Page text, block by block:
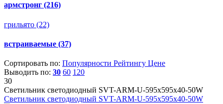
армстронг (216)
грильято (22)
встраиваемые (37)
Сортировать по: Популярности Рейтингу Цене
Выводить по: 30 60 120
30
Светильник светодиодный SVT-ARM-U-595x595x40-50W
Светильник светодиодный SVT-ARM-U-595x595x40-50W